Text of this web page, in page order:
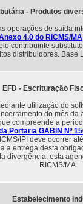
- Produtos
operações de saída
4.0 do RICMS/MA
contribuinte
distribuidores. Base
EFD - Escrituração
utilização do
do mês
compreende a
Portaria GABIN Nº
IPI deve ocorrer
a entrega desta
divergência, esta
RICMS/MA.
Estabelecimento